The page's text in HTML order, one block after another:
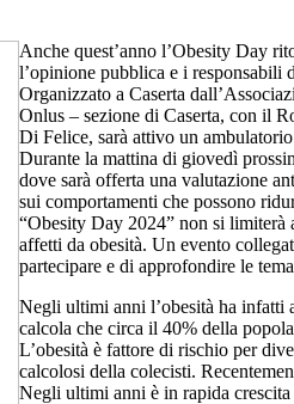
Anche quest’anno l’Obesity Day
l’opinione pubblica e i responsabili
Organizzato a Caserta
Onlus – sezione di Caserta, con il
Di Felice, sarà attivo un
Durante la mattina di giovedì
dove sarà offerta una valutazione
sui comportamenti che possono
“Obesity Day 2024” non si
affetti da obesità. Un evento
partecipare e di approfondire le
Negli ultimi anni l’obesità ha infatti
calcola che circa il 40% della
L’obesità è fattore di rischio per
calcolosi della colecisti.
Negli ultimi anni è in rapida crescita